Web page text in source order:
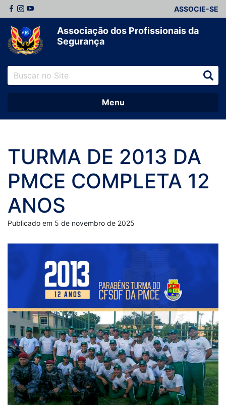
ASSOCIE-SE
Associação dos Profissionais da
Segurança
Menu
TURMA DE 2013 DA
PMCE COMPLETA 12
ANOS
Publicado em 5 de novembro de 2025